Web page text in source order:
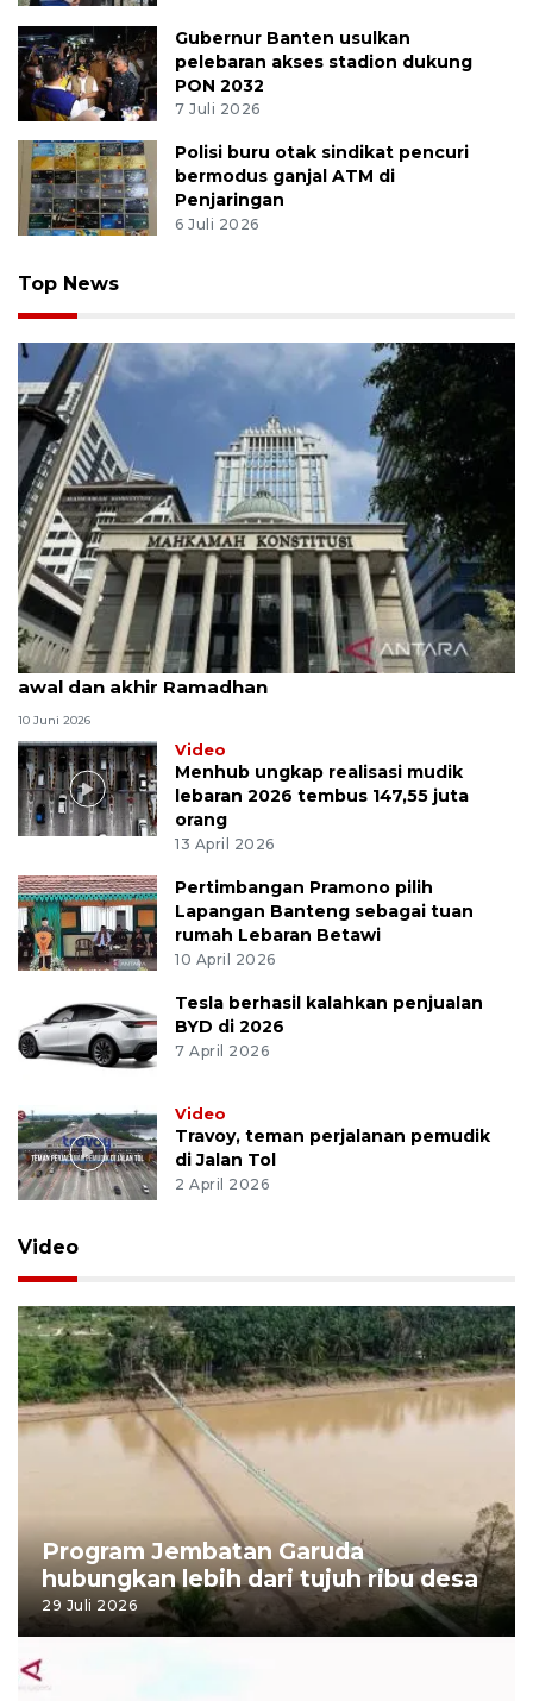
Gubernur Banten usulkan
pelebaran akses stadion dukung
PON 2032
7 Juli 2026
Polisi buru otak sindikat pencuri
bermodus ganjal ATM di
Penjaringan
6 Juli 2026
Top News
MK uji materi UU Peradilan Agama perihal isbat
awal dan akhir Ramadhan
10 Juni 2026
Video
Menhub ungkap realisasi mudik
lebaran 2026 tembus 147,55 juta
orang
13 April 2026
Pertimbangan Pramono pilih
Lapangan Banteng sebagai tuan
rumah Lebaran Betawi
10 April 2026
Tesla berhasil kalahkan penjualan
BYD di 2026
7 April 2026
Video
Travoy, teman perjalanan pemudik
di Jalan Tol
2 April 2026
Video
Program Jembatan Garuda
hubungkan lebih dari tujuh ribu desa
29 Juli 2026